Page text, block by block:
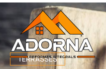
TERRASSES